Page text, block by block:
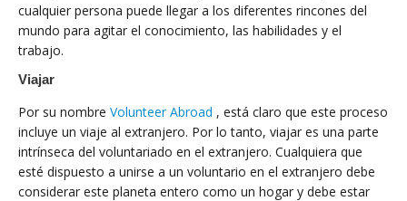
cualquier persona puede llegar a los diferentes rincones del
mundo para agitar el conocimiento, las habilidades y el
trabajo.
Viajar
Por su nombre Volunteer Abroad , está claro que este proceso
incluye un viaje al extranjero. Por lo tanto, viajar es una parte
intrínseca del voluntariado en el extranjero. Cualquiera que
esté dispuesto a unirse a un voluntario en el extranjero debe
considerar este planeta entero como un hogar y debe estar